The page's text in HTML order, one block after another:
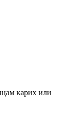
карих или